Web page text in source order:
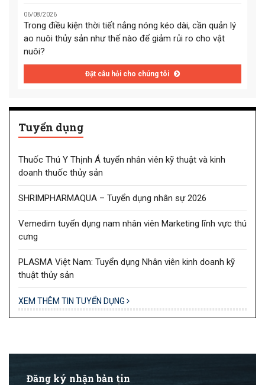
06/08/2026
Trong điều kiện thời tiết nắng nóng kéo dài, cần quản lý
ao nuôi thủy sản như thế nào để giảm rủi ro cho vật
nuôi?
Đặt câu hỏi cho chúng tôi
Tuyển dụng
Thuốc Thú Y Thịnh Á tuyển nhân viên kỹ thuật và kinh
doanh thuốc thủy sản
SHRIMPHARMAQUA – Tuyển dụng nhân sự 2026
Vemedim tuyển dụng nam nhân viên Marketing lĩnh vực thú
cưng
PLASMA Việt Nam: Tuyển dụng Nhân viên kinh doanh kỹ
thuật thủy sản
XEM THÊM TIN TUYỂN DỤNG
Đăng ký nhận bản tin